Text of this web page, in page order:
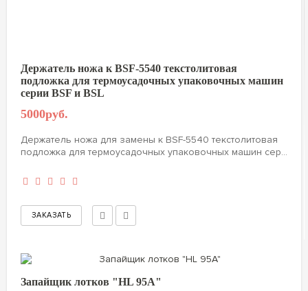
Держатель ножа к BSF-5540 текстолитовая
подложка для термоусадочных упаковочных машин
серии BSF и BSL
5000руб.
Держатель ножа для замены к BSF-5540 текстолитовая
подложка для термоусадочных упаковочных машин сер...
Запайщик лотков "HL 95A"